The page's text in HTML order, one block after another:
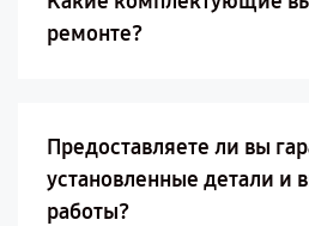
ремонте?
Предоставляете ли вы
установленные детали и
работы?